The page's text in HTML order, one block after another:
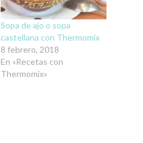
Sopa de ajo o sopa
castellana con Thermomix
8 febrero, 2018
En «Recetas con
Thermomix»